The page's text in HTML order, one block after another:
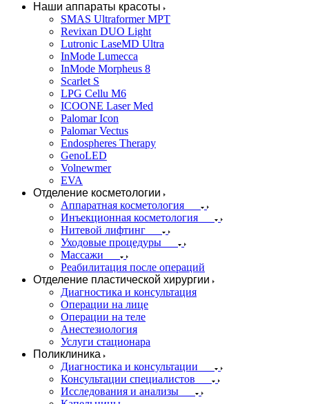
Наши аппараты красоты
SMAS Ultraformer MPT
Revixan DUO Light
Lutronic LaseMD Ultra
InMode Lumecca
InMode Morpheus 8
Scarlet S
LPG Cellu M6
ICOONE Laser Med
Palomar Icon
Palomar Vectus
Endospheres Therapy
GenoLED
Volnewmer
EVA
Отделение косметологии
Аппаратная косметология
Инъекционная косметология
Нитевой лифтинг
Уходовые процедуры
Массажи
Реабилитация после операций
Отделение пластической хирургии
Диагностика и консультация
Операции на лице
Операции на теле
Анестезиология
Услуги стационара
Поликлиника
Диагностика и консультации
Консультации специалистов
Исследования и анализы